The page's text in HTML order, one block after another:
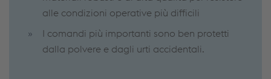
alle condizioni operative più difficili
I comandi più importanti sono ben protetti
dalla polvere e dagli urti accidentali.